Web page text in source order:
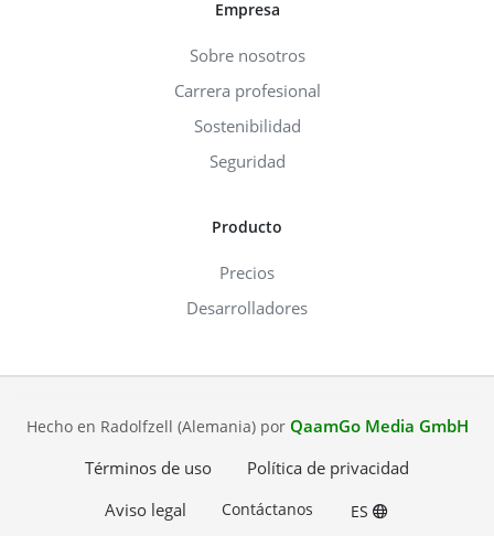
Empresa
Sobre nosotros
Carrera profesional
Sostenibilidad
Seguridad
Producto
Precios
Desarrolladores
Hecho en Radolfzell (Alemania) por QaamGo Media GmbH
Términos de uso
Política de privacidad
Aviso legal
Contáctanos ES